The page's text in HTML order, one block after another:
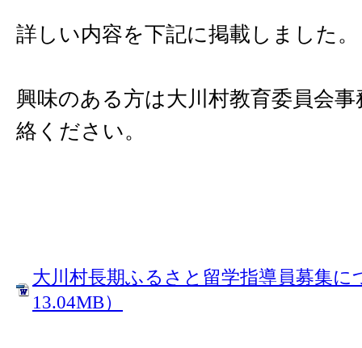
詳しい内容を下記に掲載しました。
興味のある方は大川村教育委員会
絡ください。
大川村長期ふるさと留学指導員募集に
13.04MB）